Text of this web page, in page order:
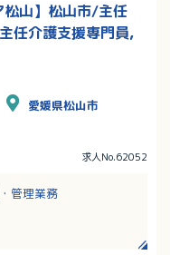
松山】松山市/主任
任介護支援専門員,
愛媛県松山市
求人No.62052
管理業務